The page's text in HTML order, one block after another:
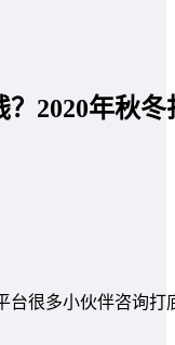
2020年秋
台很多小伙伴咨询